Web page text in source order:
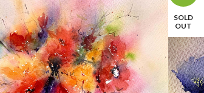
SOLD
OUT